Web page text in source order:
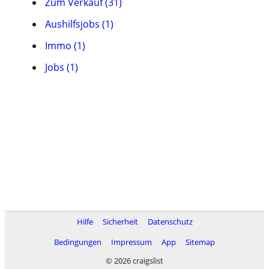
Aushilfsjobs (1)
Immo (1)
Jobs (1)
Hilfe Sicherheit
Datenschutz
Bedingungen
Impressum App
Sitemap
© 2026 craigslist